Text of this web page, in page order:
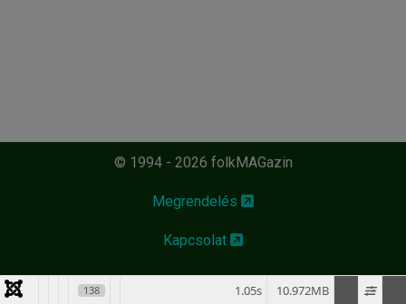
© 1994 - 2026 folkMAGazin
Megrendelés
Kapcsolat
138 10.972MB
1.05s